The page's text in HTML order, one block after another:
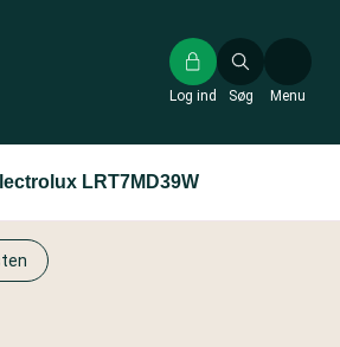
Søg
Log ind Menu
LRT7MD39W